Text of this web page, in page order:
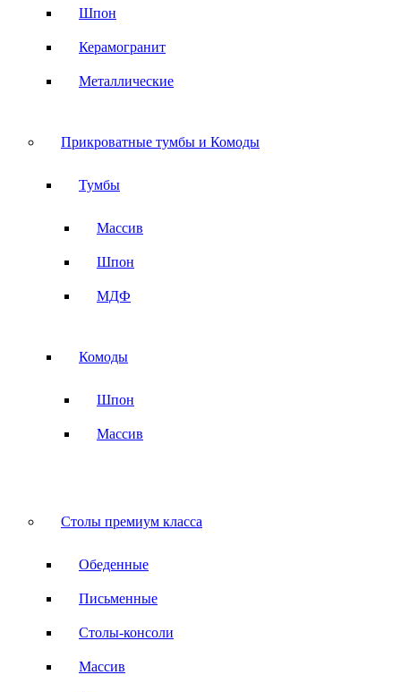
Шпон
Керамогранит
Металлические
Прикроватные тумбы и Комоды
Тумбы
Массив
Шпон
МДФ
Комоды
Шпон
Массив
Столы премиум класса
Обеденные
Письменные
Столы-консоли
Массив